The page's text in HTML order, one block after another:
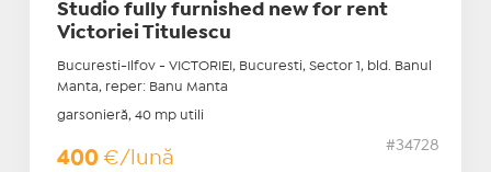
Studio fully furnished new for rent
Victoriei Titulescu
Bucuresti-Ilfov - VICTORIEI, Bucuresti, Sector 1, bld. Banul
Manta, reper: Banu Manta
garsonieră, 40 mp utili
400 €/lună
#34728